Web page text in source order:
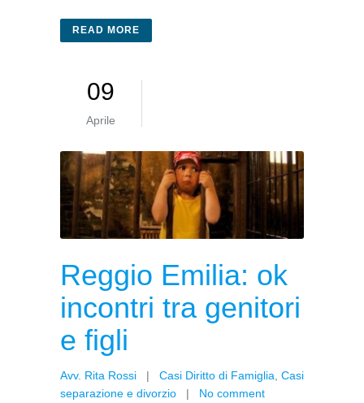
READ MORE
09
Aprile
Reggio Emilia: ok
incontri tra genitori
e figli
Avv. Rita Rossi | Casi Diritto di Famiglia Casi
separazione e divorzio | No comment